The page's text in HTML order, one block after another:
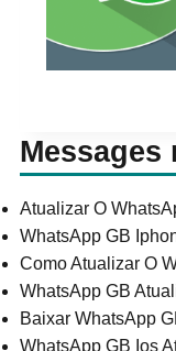
Messages
Atualizar O
WhatsApp GB
Como Atualizar O
WhatsApp GB
Baixar WhatsApp
WhatsApp GB Ios